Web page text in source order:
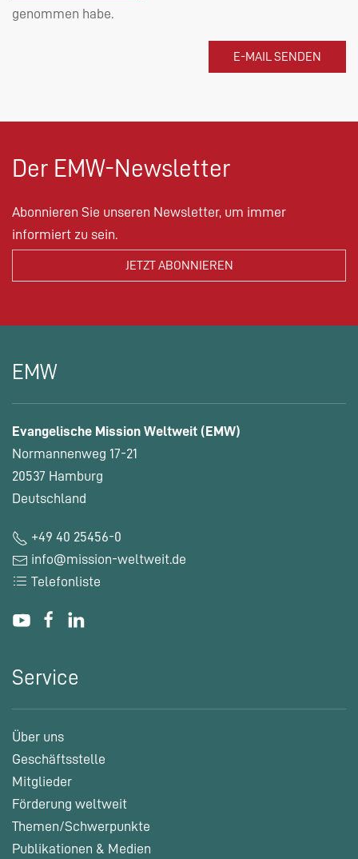
genommen habe.
Der EMW-Newsletter
Abonnieren Sie unseren Newsletter, um immer
informiert zu sein.
EMW
Evangelische Mission Weltweit (EMW)
Normannenweg 17-21
20537 Hamburg
Deutschland
+49 40 25456-0
info@mission-weltweit.de
Telefonliste
Service
Über uns
Geschäftsstelle
Mitglieder
Förderung weltweit
Themen/Schwerpunkte
Publikationen & Medien